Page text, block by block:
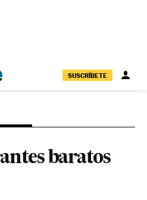
SUSCRÍBETE
baratos